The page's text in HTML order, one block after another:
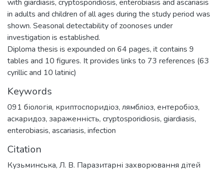
with giardiasis, cryptosporidiosis, enterobiasis and ascariasis
in adults and children of all ages during the study period was
shown. Seasonal detectability of zoonoses under
investigation is established.
Diploma thesis is expounded on 64 pages, it contains 9
tables and 10 figures. It provides links to 73 references (63
cyrillic and 10 latinic)
Keywords
091 біологія, криптоспоридіоз, лямбліоз, ентеробіоз,
аскаридоз, зараженність, cryptosporidiosis, giardiasis,
enterobiasis, ascariasis, infection
Citation
Кузьминська, Л. В. Паразитарні захворювання дітей